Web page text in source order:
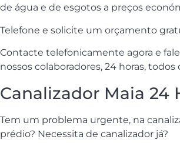
de água e de esgotos a preços
Telefone e solicite um orçamento
Contacte telefonicamente agora e
nossos colaboradores, 24 horas, todos
Canalizador Maia 24
Tem um problema urgente, na
prédio? Necessita de canalizador já?